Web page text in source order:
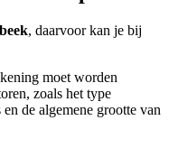
, daarvoor kan je bij
moet worden
zoals het type
de algemene grootte van